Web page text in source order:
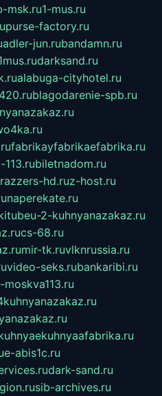
msk.ru1-mus.ru
purse-factory.ru
adler-jun.rubandamn.ru
darksand.ru
alabuga-cityhotel.ru
blagodarenie-spb.ru
fabrikayfabrikaefabrika.ru
biletnadom.ru
hd.ruz-host.ru
naperekate.ru
2-kuhnyanazakaz.ru
cs-68.ru
mir-tk.ruvlknrussia.ru
video-seks.rubankaribi.ru
e-abis1c.ru
dark-sand.ru
sib-archives.ru